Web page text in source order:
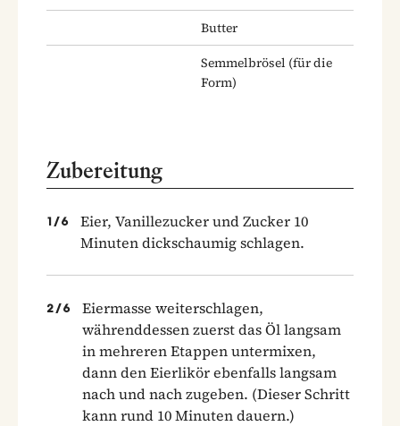
Butter
Semmelbrösel (für die
Form)
Zubereitung
1 /6
Eier, Vanillezucker und Zucker 10
Minuten dickschaumig schlagen.
2 /6
Eiermasse weiterschlagen,
währenddessen zuerst das Öl langsam
in mehreren Etappen untermixen,
dann den Eierlikör ebenfalls langsam
nach und nach zugeben. (Dieser Schritt
kann rund 10 Minuten dauern.)